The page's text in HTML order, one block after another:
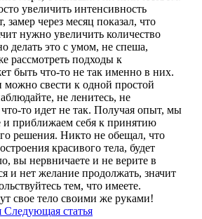
увеличить интенсивность
замер через месяц показал, что
нужно увеличить количество
делать это с умом, не спеша,
рассмотреть подходы к
быть что-то не так именно в них.
можно свести к одной простой
не ленитесь, не
что-то идет не так. Получая опыт, мы
и приближаем себя к принятию
решения. Никто не обещал, что
красивого тела, будет
вы нервничаете и не верите в
и нет желание продолжать, значит
тем, что имеете.
свое тело своими же руками!
Следующая статья